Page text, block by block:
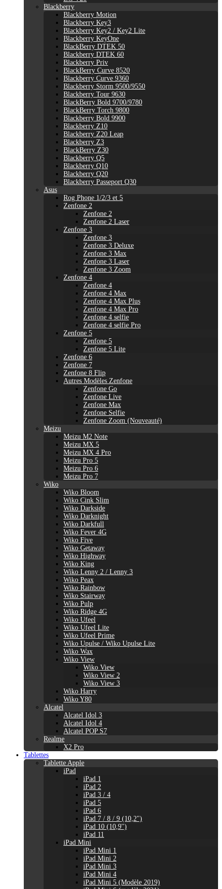
Blackberry
Blackberry Motion
Blackberry Key3
Blackberry Key2 / Key2 Lite
Blackberry KeyOne
BlackBerry DTEK 50
Blackberry DTEK 60
Blackberry Priv
BlackBerry Curve 8520
Blackberry Curve 9360
Blackberry Storm 9500/9550
Blackberry Tour 9630
BlackBerry Bold 9700/9780
BlackBerry Torch 9800
Blackberry Bold 9900
Blackberry Z10
Blackberry Z20 Leap
Blackberry Z3
BlackBerry Z30
Blackberry Q5
Blackberry Q10
Blackberry Q20
Blackberry Passeport Q30
Asus
Rog Phone 1/2/3 et 5
Zenfone 2
Zenfone 2
Zenfone 2 Laser
Zenfone 3
Zenfone 3
Zenfone 3 Deluxe
Zenfone 3 Max
Zenfone 3 Laser
Zenfone 3 Zoom
Zenfone 4
Zenfone 4
Zenfone 4 Max
Zenfone 4 Max Plus
Zenfone 4 Max Pro
Zenfone 4 selfie
Zenfone 4 selfie Pro
Zenfone 5
Zenfone 5
Zenfone 5 Lite
Zenfone 6
Zenfone 7
Zenfone 8 Flip
Autres Modèles Zenfone
Zenfone Go
Zenfone Live
Zenfone Max
Zenfone Selfie
Zenfone Zoom (Nouveauté)
Meizu
Meizu M2 Note
Meizu MX 5
Meizu MX 4 Pro
Meizu Pro 5
Meizu Pro 6
Meizu Pro 7
Wiko
Wiko Bloom
Wiko Cink Slim
Wiko Darkside
Wiko Darknight
Wiko Darkfull
Wiko Fever 4G
Wiko Five
Wiko Getaway
Wiko Highway
Wiko King
Wiko Lenny 2 / Lenny 3
Wiko Peax
Wiko Rainbow
Wiko Stairway
Wiko Pulp
Wiko Ridge 4G
Wiko Ufeel
Wiko Ufeel Lite
Wiko Ufeel Prime
Wiko Upulse / Wiko Upulse Lite
Wiko Wax
Wiko View
Wiko View
Wiko View 2
Wiko View 3
Wiko Harry
Wiko Y80
Alcatel
Alcatel Idol 3
Alcatel Idol 4
Alcatel POP S7
Realme
X2 Pro
Tablettes
Tablette Apple
iPad
iPad 1
iPad 2
iPad 3 / 4
iPad 5
iPad 6
iPad 7 / 8 / 9 (10,2")
iPad 10 (10,9'')
iPad 11
iPad Mini
iPad Mini 1
iPad Mini 2
iPad Mini 3
iPad Mini 4
iPad Mini 5 (Modèle 2019)